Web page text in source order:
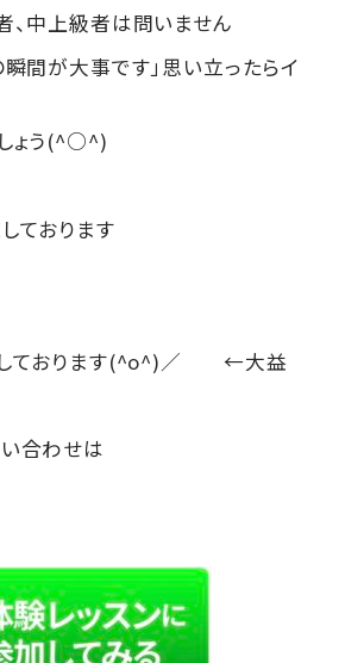
、中上級者は問いません
瞬間が大事です」思い立ったらイ
ょう(^○^)
ております
しております(^o^)／ ←大益
合わせは